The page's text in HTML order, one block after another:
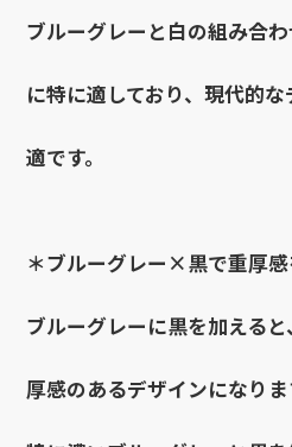
ブルーグレーと白の組み合
に特に適しており、現代的
適です。
＊ブルーグレー×黒で重厚感
ブルーグレーに黒を加える
厚感のあるデザインになりま